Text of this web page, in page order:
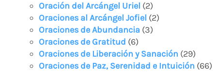
Oración del Arcángel Uriel (2)
Oraciones al Arcángel Jofiel (2)
Oraciones de Abundancia (3)
Oraciones de Gratitud (6)
Oraciones de Liberación y Sanación (29)
Oraciones de Paz, Serenidad e Intuición (66)